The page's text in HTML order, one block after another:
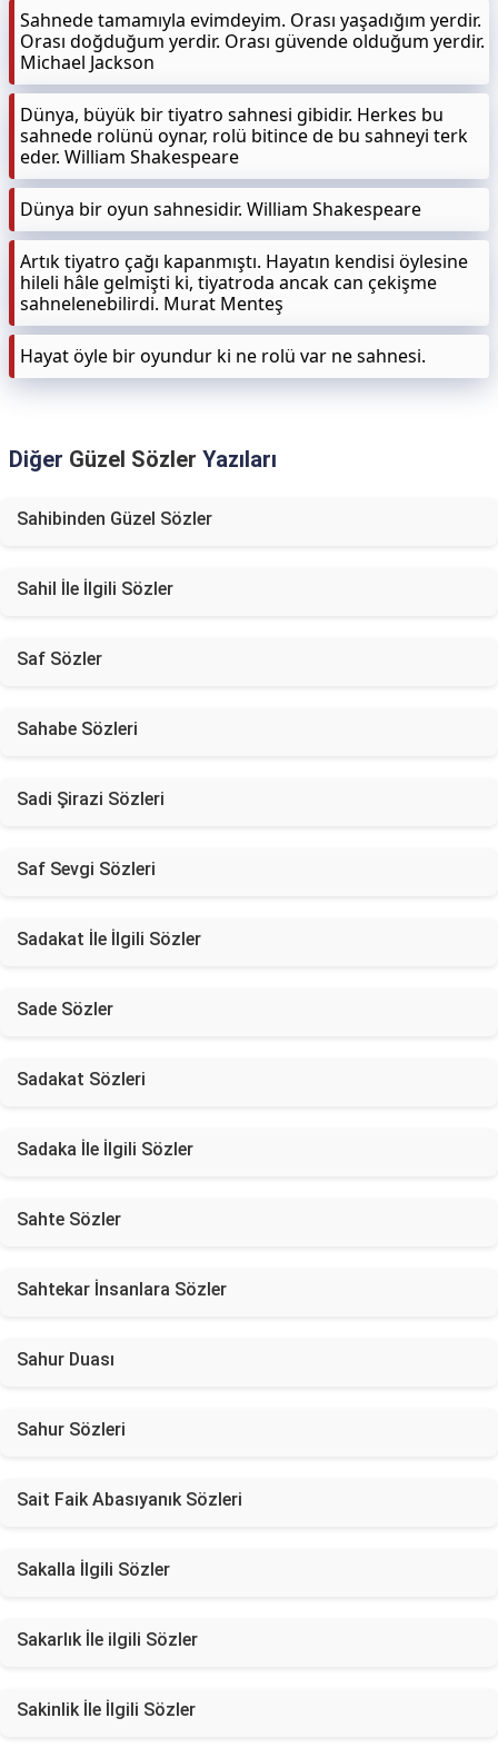
Sahnede tamamıyla evimdeyim. Orası yaşadığım yerdir.
Orası doğduğum yerdir. Orası güvende olduğum yerdir.
Michael Jackson
Dünya, büyük bir tiyatro sahnesi gibidir. Herkes bu
sahnede rolünü oynar, rolü bitince de bu sahneyi terk
eder. William Shakespeare
Dünya bir oyun sahnesidir. William Shakespeare
Artık tiyatro çağı kapanmıştı. Hayatın kendisi öylesine
hileli hâle gelmişti ki, tiyatroda ancak can çekişme
sahnelenebilirdi. Murat Menteş
Hayat öyle bir oyundur ki ne rolü var ne sahnesi.
Diğer Güzel Sözler Yazıları
Sahibinden Güzel Sözler
Sahil İle İlgili Sözler
Saf Sözler
Sahabe Sözleri
Sadi Şirazi Sözleri
Saf Sevgi Sözleri
Sadakat İle İlgili Sözler
Sade Sözler
Sadakat Sözleri
Sadaka İle İlgili Sözler
Sahte Sözler
Sahtekar İnsanlara Sözler
Sahur Duası
Sahur Sözleri
Sait Faik Abasıyanık Sözleri
Sakalla İlgili Sözler
Sakarlık İle ilgili Sözler
Sakinlik İle İlgili Sözler